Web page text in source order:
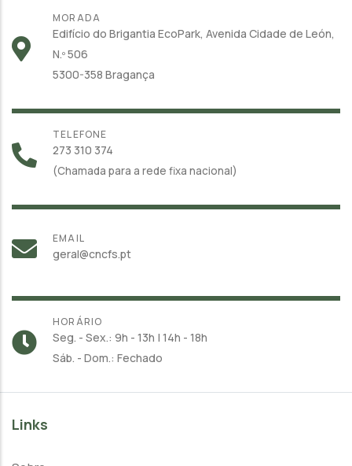
MORADA
Edifício do Brigantia EcoPark, Avenida Cidade de León,
N.º 506
5300-358 Bragança
TELEFONE
273 310 374
(Chamada para a rede fixa nacional)
EMAIL
geral@cncfs.pt
HORÁRIO
Seg. - Sex.: 9h - 13h | 14h - 18h
Sáb. - Dom.: Fechado
Links